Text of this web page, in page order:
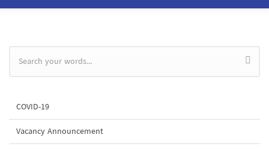
Search form
COVID-19
Vacancy Announcement